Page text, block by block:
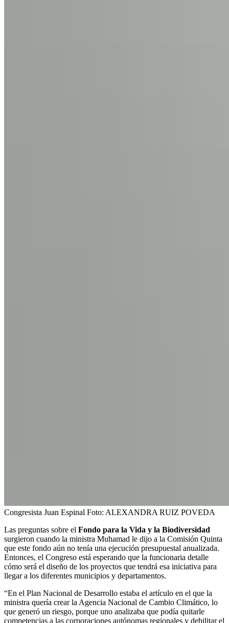
Congresista Juan Espinal Foto: ALEXANDRA RUIZ POVEDA
Las preguntas sobre el Fondo para la Vida y la Biodiversidad
surgieron cuando la ministra Muhamad le dijo a la Comisión Quinta
que este fondo aún no tenía una ejecución presupuestal anualizada.
Entonces, el Congreso está esperando que la funcionaria detalle
cómo será el diseño de los proyectos que tendrá esa iniciativa para
llegar a los diferentes municipios y departamentos.
“En el Plan Nacional de Desarrollo estaba el artículo en el que la
ministra quería crear la Agencia Nacional de Cambio Climático, lo
que generó un riesgo, porque uno analizaba que podía quitarle
competencias a las corporaciones autónomas regionales y debilitar el